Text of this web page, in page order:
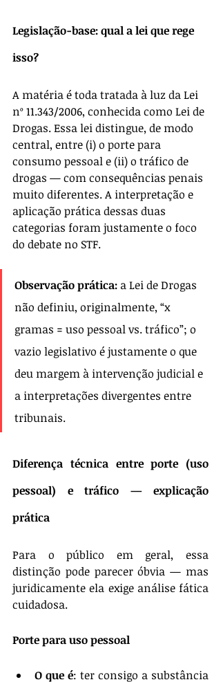
Legislação-base: qual a lei que rege
isso?
A matéria é toda tratada à luz da Lei
nº 11.343/2006, conhecida como Lei de
Drogas. Essa lei distingue, de modo
central, entre (i) o porte para
consumo pessoal e (ii) o tráfico de
drogas — com consequências penais
muito diferentes. A interpretação e
aplicação prática dessas duas
categorias foram justamente o foco
do debate no STF.
Observação prática: a Lei de Drogas
não definiu, originalmente, “x
gramas = uso pessoal vs. tráfico”; o
vazio legislativo é justamente o que
deu margem à intervenção judicial e
a interpretações divergentes entre
tribunais.
Diferença técnica entre porte (uso
pessoal) e tráfico — explicação
prática
Para o público em geral, essa
distinção pode parecer óbvia — mas
juridicamente ela exige análise fática
cuidadosa.
Porte para uso pessoal
O que é: ter consigo a substância